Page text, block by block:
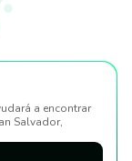
a encontrar
Salvador,